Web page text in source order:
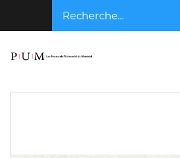
Recherche...